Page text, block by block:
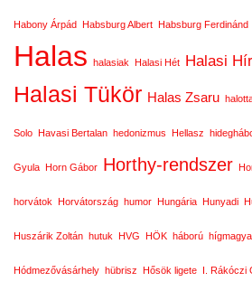
Habony Árpád Habsburg Albert Habsburg Ferdinánd
Halas halasiak Halasi Hét Halasi
Halasi Tükör Halas Zsaru
Solo Havasi Bertalan hedonizmus Hellasz
Gyula Horn Gábor Horthy-rendszer
horvátok Horvátország humor Hungária Hunyadi
Huszárik Zoltán hutuk HVG HÖK háború
Hódmezővásárhely hübrisz Hősök ligete I. Rákóczi